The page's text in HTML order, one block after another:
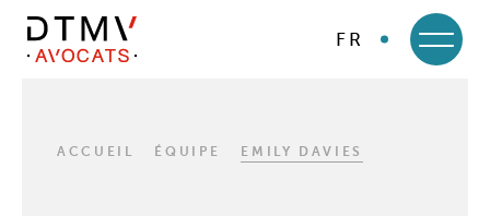
FR
ACCUEIL ÉQUIPE EMILY DAVIES